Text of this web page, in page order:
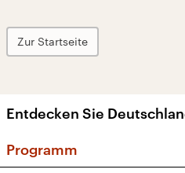
Zur Startseite
Entdecken Sie
Programm